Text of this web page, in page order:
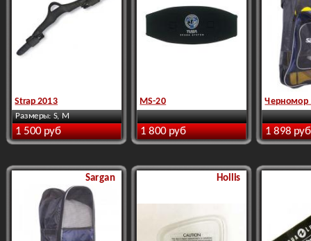
Strap 2013
Размеры: S, M
1 500 руб
MS-20
1 800 руб
Черномор
1 898 руб
Sargan Hollis